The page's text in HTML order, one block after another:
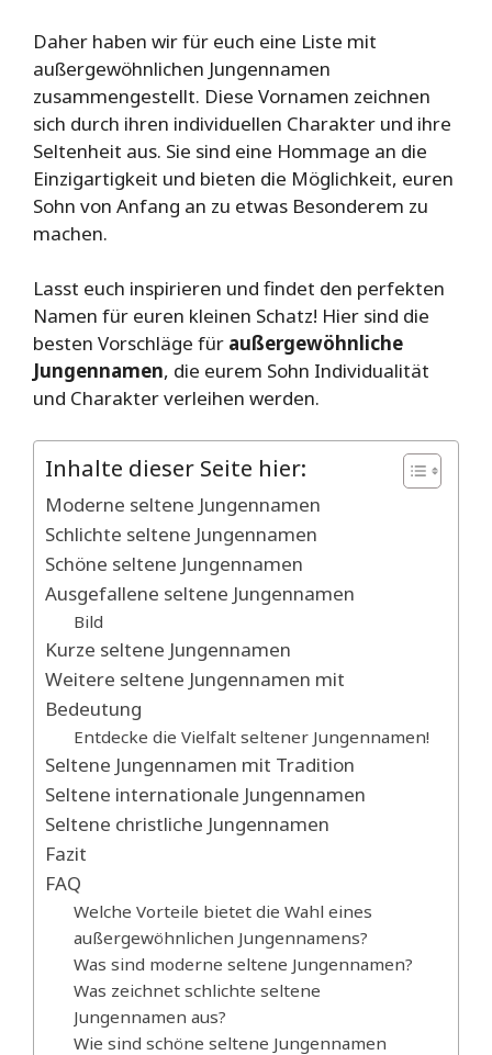
Daher haben wir für euch eine Liste mit
außergewöhnlichen Jungennamen
zusammengestellt. Diese Vornamen zeichnen
sich durch ihren individuellen Charakter und ihre
Seltenheit aus. Sie sind eine Hommage an die
Einzigartigkeit und bieten die Möglichkeit, euren
Sohn von Anfang an zu etwas Besonderem zu
machen.
Lasst euch inspirieren und findet den perfekten
Namen für euren kleinen Schatz! Hier sind die
besten Vorschläge für außergewöhnliche
Jungennamen, die eurem Sohn Individualität
und Charakter verleihen werden.
Inhalte dieser Seite hier:
Moderne seltene Jungennamen
Schlichte seltene Jungennamen
Schöne seltene Jungennamen
Ausgefallene seltene Jungennamen
Bild
Kurze seltene Jungennamen
Weitere seltene Jungennamen mit
Bedeutung
Entdecke die Vielfalt seltener Jungennamen!
Seltene Jungennamen mit Tradition
Seltene internationale Jungennamen
Seltene christliche Jungennamen
Fazit
FAQ
Welche Vorteile bietet die Wahl eines
außergewöhnlichen Jungennamens?
Was sind moderne seltene Jungennamen?
Was zeichnet schlichte seltene
Jungennamen aus?
Wie sind schöne seltene Jungennamen